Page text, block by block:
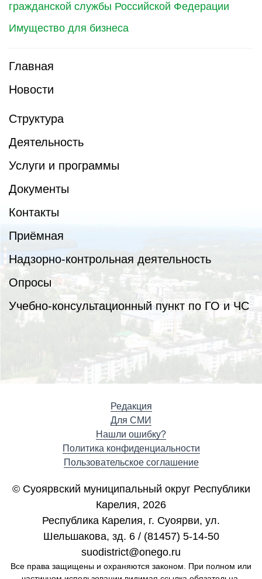
гражданской службы Российской Федерации
Имущество для бизнеса
Главная
Новости
Структура
Деятельность
Услуги и программы
Документы
Контакты
Приёмная
Надзорно-контрольная деятельность
Опросы
Учебно-консультационный пункт по ГО и ЧС
Редакция
Для СМИ
Нашли ошибку?
Политика конфиденциальности
Пользовательское соглашение
© Суоярвский муниципальный округ Республики
Карелия, 2026
Республика Карелия, г. Cуоярви, ул.
Шельшакова, зд. 6 / (81457) 5-14-50
suodistrict@onego.ru
Все права защищены и охраняются законом. При полном или